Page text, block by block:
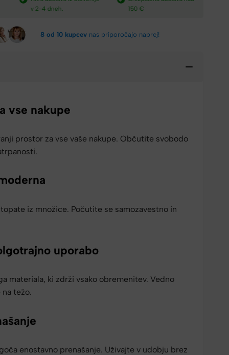
150 €​
preko paypal-a in kartic.​
8 od 10 kupcevnas priporočajo naprej!
vse nakupe
prostor za vse vaše nakupe. Občutite svobodo
iz množice. Počutite se samozavestno in
uporabo
materiala, ki zdrži vsako obremenitev. Vedno
težo.
enostavno prenašanje. Uživajte v udobju brez